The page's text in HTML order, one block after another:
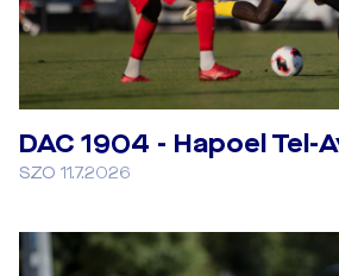
DAC 1904 - Hapoel Tel-
SZO 11.7.2026